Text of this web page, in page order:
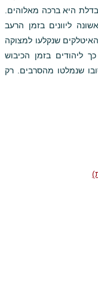
היא ברכה מאלוהים.
ליוונים בזמן הרעב
שנקלעו למצוקה
ליהודים בזמן הכיבוש
שנמלטו מהסרבים. רק